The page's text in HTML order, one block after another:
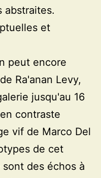
abstraites.
et
peut encore
Ra'anan Levy,
jusqu'au 16
contraste
vif de Marco Del
de cet
des échos à